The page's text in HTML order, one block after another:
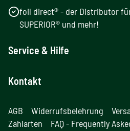
foil direct® - der Distributor für
SUPERIOR® und mehr!
Service & Hilfe
Kontakt
AGB Widerrufsbelehrung
Zahlarten
FAQ - Frequently